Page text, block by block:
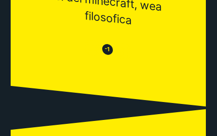
filosofica
😒 -1 😂